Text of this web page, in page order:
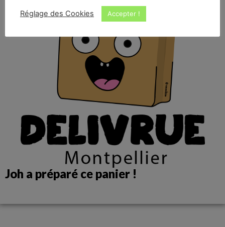
Joh a préparé ce panier !
Réglage des Cookies Accepter !